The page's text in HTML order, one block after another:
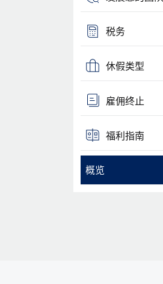
税务
休假类型
雇佣终止
福利指南
概览